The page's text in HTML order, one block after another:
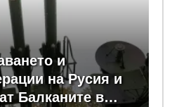
и
на Русия и
Балканите в